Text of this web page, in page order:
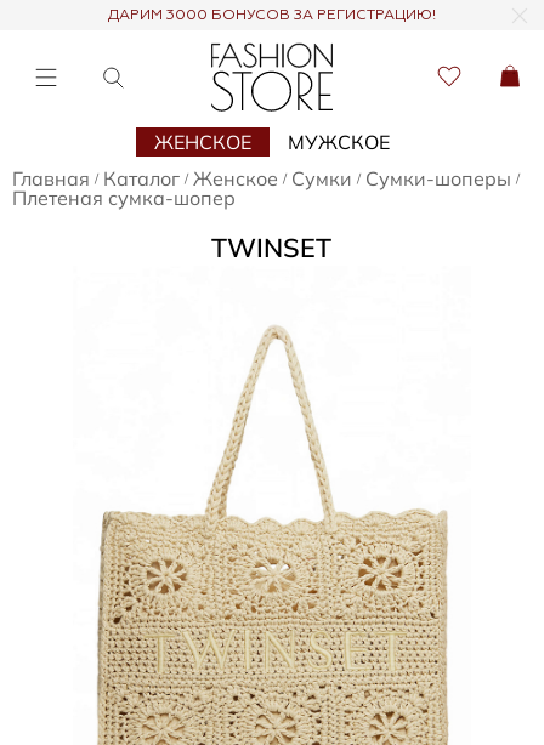
ДАРИМ 3000 БОНУСОВ ЗА РЕГИСТРАЦИЮ!
ЖЕНСКОЕ
МУЖСКОЕ
Главная / Каталог / Женское / Сумки / Сумки-шоперы /
Плетеная сумка-шопер
TWINSET